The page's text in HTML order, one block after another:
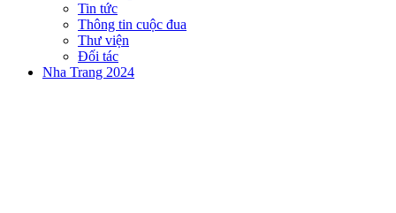
Tin tức
Thông tin cuộc đua
Thư viện
Đối tác
Nha Trang 2024